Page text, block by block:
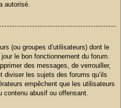
autorisé.
(ou groupes d’utilisateurs) dont le
le bon fonctionnement du forum.
des messages, de verrouiller,
diviser les sujets des forums qu’ils
empêchent que les utilisateurs
contenu abusif ou offensant.